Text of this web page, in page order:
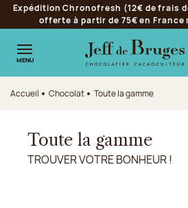
Aller à la navigation
Aller au contenu principal
Aller au pied de page
Expédition Chronofresh (12€ de frais
offerte à partir de 75€ en
MENU
Accueil Chocolat Toute la gamme
Toute la gamme
TROUVER VOTRE BONHEUR !